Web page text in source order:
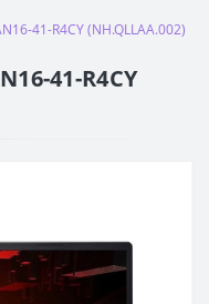
41-R4CY (NH.QLLAA.002)
41-R4CY